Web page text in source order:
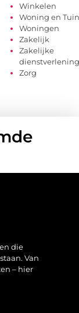
Winkelen
Woning en Tuin
Woningen
Zakelijk
Zakelijke
dienstverlening
Zorg
die
Van
– hier